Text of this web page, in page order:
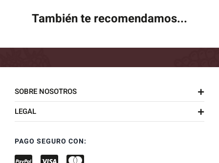
También te recomendamos...
SOBRE NOSOTROS
LEGAL
PAGO SEGURO CON: